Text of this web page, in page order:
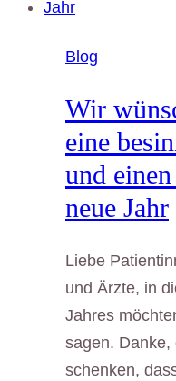
Blog
Wir
eine
und
neue Jahr
Liebe
und Ärzte, in
Jahres
sagen. Danke,
schenken,